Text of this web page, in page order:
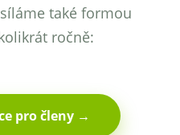
také formou
ročně:
pro členy →